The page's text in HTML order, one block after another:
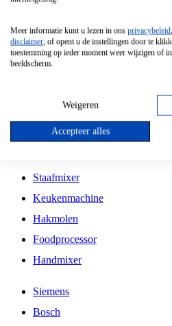
Vrijstaande Magnetron
Vrijstaande Kookplaat
Inbouw Gaskookplaat
Inbouw Keramische Kookplaat
Kookplaat Accessoires
Staafmixer
Keukenmachine
Hakmolen
Foodprocessor
Handmixer
Siemens
Bosch
Meer informatie kunt u lezen in ons privacybeleid,
disclaimer, of opent u de instellingen door te
toestemming op ieder moment weer wijzigen of
beeldscherm.
Weigeren
Accepteer alles